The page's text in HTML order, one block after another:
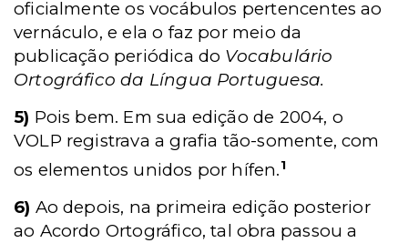
oficialmente os vocábulos pertencentes ao
vernáculo, e ela o faz por meio da
publicação periódica do Vocabulário
Ortográfico da Língua Portuguesa.
5) Pois bem. Em sua edição de 2004, o
VOLP registrava a grafia tão-somente, com
os elementos unidos por hífen.1
6) Ao depois, na primeira edição posterior
ao Acordo Ortográfico, tal obra passou a